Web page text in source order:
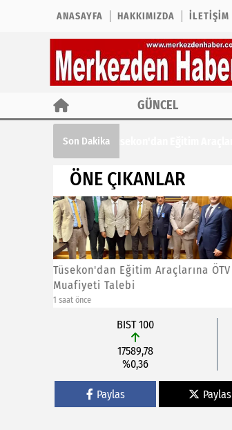
ANASAYFA HAKKIMIZDA İLETIŞIM
GÜNCEL
Son Dakika
ÖNE ÇIKANLAR
Çekimder'den Yaz Kur'an Kursu
Öğrencilerine Özel Etkinlik
13 saat önce
BIST 100
17589,78
%0,36
Paylas Paylas